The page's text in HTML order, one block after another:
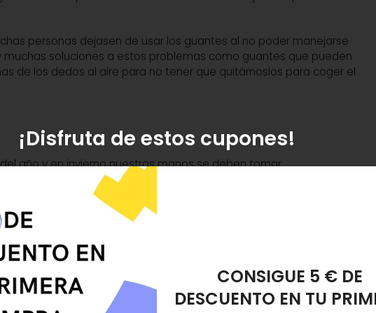
personas dejasen de usar los guantes al no poder manejarse
soluciones a estos problemas como guantes que pueden
de los dedos al aire para no tener que quitárnoslos para coger el
año y en invierno nuestras manos se deben tomar
día
cremas hidratantes especiales para manos
y sufrir sabañones, irritación o rojeces.
sobre todo si vamos a estar mucho tiempo expuestos al
se avejente y se seque, por eso una crema protectora es
si acudimos a la nieve a esquiar, pues el peligro con los
¡Disfruta de estos cupones!
REGALO ESPONJA